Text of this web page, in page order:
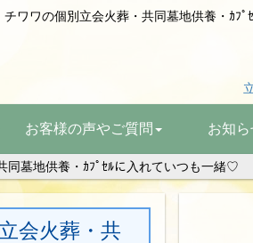
お客様の声やご質問 お知ら
墓地供養・ｶﾌﾟｾﾙに入れていつも一緒♡
会火葬・共